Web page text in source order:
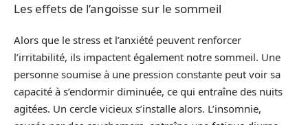
Les effets de l’angoisse sur le sommeil
Alors que le stress et l’anxiété peuvent renforcer
l’irritabilité, ils impactent également notre sommeil. Une
personne soumise à une pression constante peut voir sa
capacité à s’endormir diminuée, ce qui entraîne des nuits
agitées. Un cercle vicieux s’installe alors. L’insomnie,